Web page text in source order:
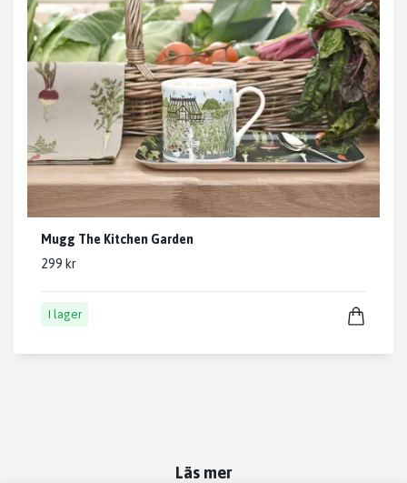
Mugg The Kitchen Garden
299 kr
I lager
Läs mer